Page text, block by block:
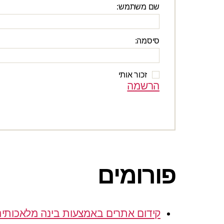
שם משתמש:
סיסמה:
זכור אותי
הרשמה
פורומים
קידום אתרים באמצעות בינה